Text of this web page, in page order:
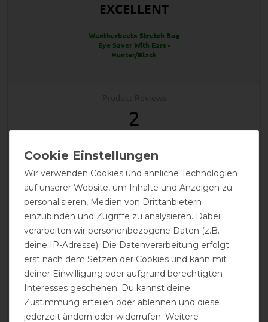
EXCELLENT
Weatherbeeta Stretch Bug
Eye Saver With Ears -
Hunter/Black
2
Product Rating
5/5
calculated from 2 customer reviews
Positive
100%
Neutral
0%
Negative
0%
Wir verwenden Cookies und ähnliche Technologien
auf unserer Website, um Inhalte und Anzeigen zu
personalisieren, Medien von Drittanbietern
einzubinden und Zugriffe zu analysieren. Dabei
verarbeiten wir personenbezogene Daten (z.B.
deine IP-Adresse). Die Datenverarbeitung erfolgt
erst nach dem Setzen der Cookies und kann mit
deiner Einwilligung oder aufgrund berechtigten
Interesses geschehen. Du kannst deine
Zustimmung erteilen oder ablehnen und diese
jederzeit ändern oder widerrufen. Weitere